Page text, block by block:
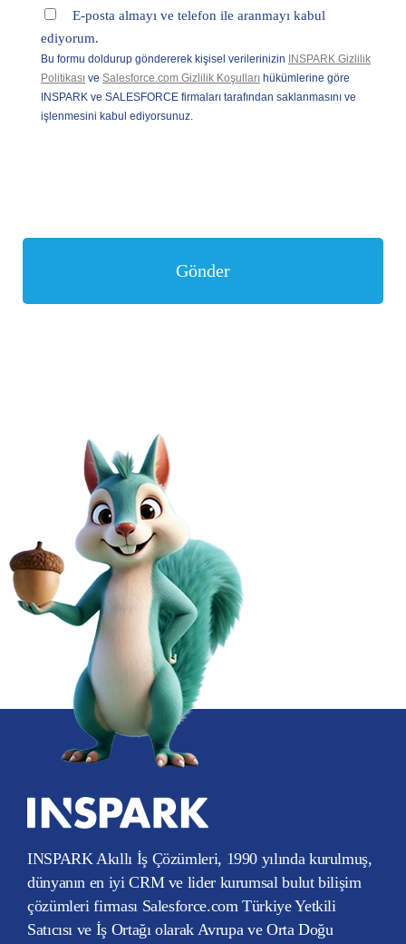
INSPARK Akıllı İş Çözümleri, 1990 yılında kurulmuş,
dünyanın en iyi CRM ve lider kurumsal bulut bilişim
çözümleri firması Salesforce.com Türkiye Yetkili
Satıcısı ve İş Ortağı olarak Avrupa ve Orta Doğu